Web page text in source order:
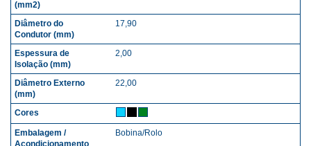
17,90
2,00
22,00
Bobina/Rolo